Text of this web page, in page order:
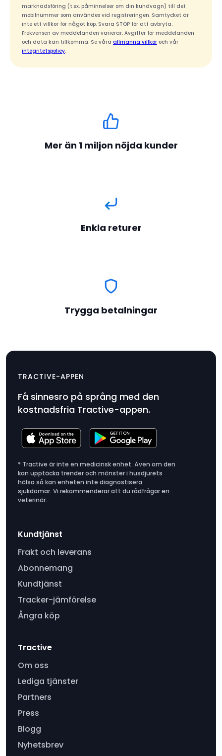
marknadsföring (t.ex. påminnelser om din kundvagn) till det
mobilnummer som användes vid registreringen. Samtycket är
inte ett villkor för något köp. Svara STOP för att avbryta.
Frekvensen av meddelanden varierar. Avgifter för meddelanden
och data kan tillkomma. Se våra allmänna villkor och vår
integritetspolicy.
Mer än 1 miljon nöjda kunder
Enkla returer
Trygga betalningar
XL x 3 –
$9.99
Produktpris
$9.99
TRACTIVE-APPEN
Få sinnesro på språng med den
kostnadsfria Tractive-appen.
* Tractive är inte en medicinsk enhet. Även om den
kan upptäcka trender och mönster i husdjurets
hälsa så kan enheten inte diagnostisera
sjukdomar. Vi rekommenderar att du rådfrågar en
veterinär.
Kundtjänst
Frakt och leverans
Abonnemang
Kundtjänst
Tracker-jämförelse
Ångra köp
Tractive
Om oss
Lediga tjänster
Partners
Press
Blogg
Nyhetsbrev